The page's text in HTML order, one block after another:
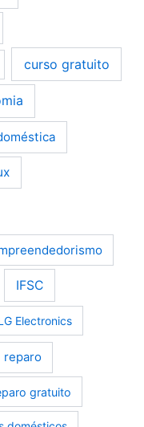
curso gratuito
IFSC
Electronics
reparo
gratuito